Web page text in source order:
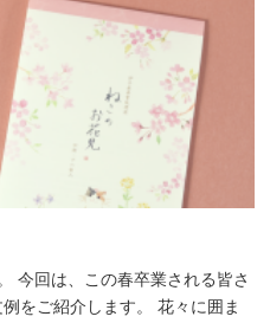
今回は、この春卒業される皆さ
をご紹介します。 花々に囲ま